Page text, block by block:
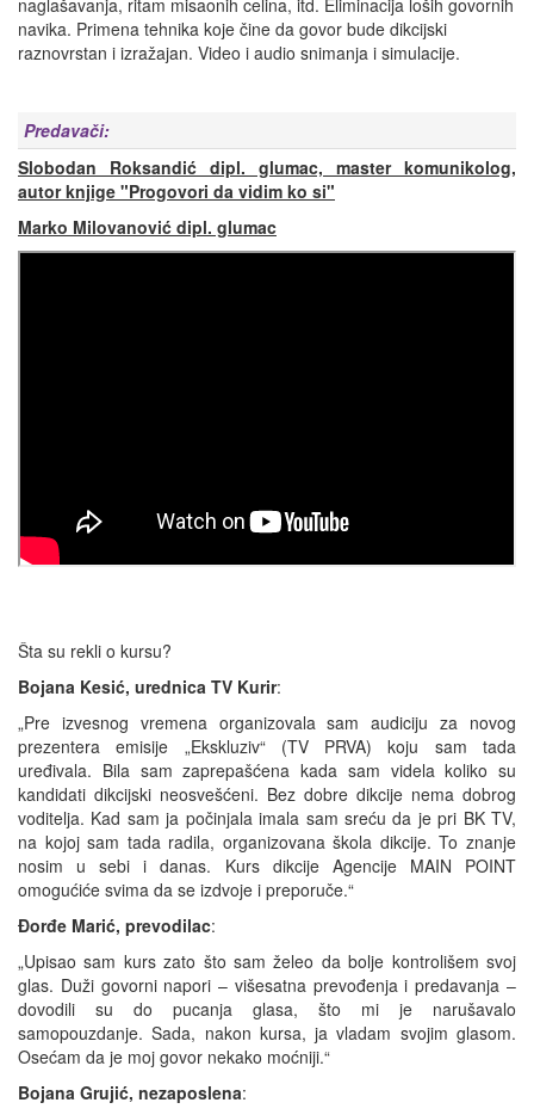
naglašavanja, ritam misaonih celina, itd. Eliminacija loših govornih
navika. Primena tehnika koje čine da govor bude dikcijski
raznovrstan i izražajan. Video i audio snimanja i simulacije.
Predavači:
Slobodan Roksandić dipl. glumac, master komunikolog,
autor knjige "Progovori da vidim ko si"
Marko Milovanović dipl. glumac
Šta su rekli o kursu?
Bojana Kesić, urednica TV Kurir:
„Pre izvesnog vremena organizovala sam audiciju za novog
prezentera emisije „Ekskluziv“ (TV PRVA) koju sam tada
uređivala. Bila sam zaprepašćena kada sam videla koliko su
kandidati dikcijski neosvešćeni. Bez dobre dikcije nema dobrog
voditelja. Kad sam ja počinjala imala sam sreću da je pri BK TV,
na kojoj sam tada radila, organizovana škola dikcije. To znanje
nosim u sebi i danas. Kurs dikcije Agencije MAIN POINT
omogućiće svima da se izdvoje i preporuče.“
Đorđe Marić, prevodilac:
„Upisao sam kurs zato što sam želeo da bolje kontrolišem svoj
glas. Duži govorni napori – višesatna prevođenja i predavanja –
dovodili su do pucanja glasa, što mi je narušavalo
samopouzdanje. Sada, nakon kursa, ja vladam svojim glasom.
Osećam da je moj govor nekako moćniji.“
Bojana Grujić, nezaposlena: